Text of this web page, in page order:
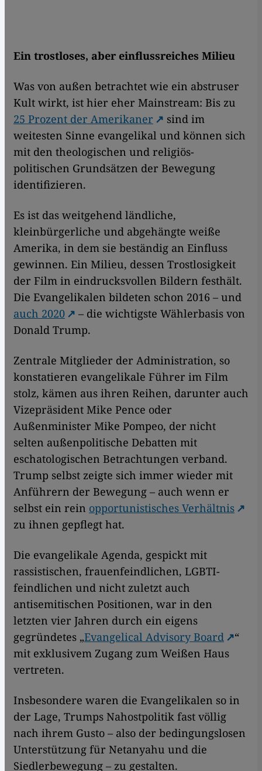
Ein trostloses, aber einflussreiches Milieu
Was von außen betrachtet wie ein abstruser
Kult wirkt, ist hier eher Mainstream: Bis zu
25 Prozent der Amerikaner
sind im
weitesten Sinne evangelikal und können sich
mit den theologischen und religiös-
politischen Grundsätzen der Bewegung
identifizieren.
Es ist das weitgehend ländliche,
kleinbürgerliche und abgehängte weiße
Amerika, in dem sie beständig an Einfluss
gewinnen. Ein Milieu, dessen Trostlosigkeit
der Film in eindrucksvollen Bildern festhält.
Die Evangelikalen bildeten schon 2016 – und
auch 2020
– die wichtigste Wählerbasis von
Donald Trump.
Zentrale Mitglieder der Administration, so
konstatieren evangelikale Führer im Film
stolz, kämen aus ihren Reihen, darunter auch
Vizepräsident Mike Pence oder
Außenminister Mike Pompeo, der nicht
selten außenpolitische Debatten mit
eschatologischen Betrachtungen verband.
Trump selbst zeigte sich immer wieder mit
Anführern der Bewegung – auch wenn er
selbst ein rein opportunistisches Verhältnis
zu ihnen gepflegt hat.
Die evangelikale Agenda, gespickt mit
rassistischen, frauenfeindlichen, LGBTI-
feindlichen und nicht zuletzt auch
antisemitischen Positionen, war in den
letzten vier Jahren durch ein eigens
gegründetes „Evangelical Advisory Board
“
mit exklusivem Zugang zum Weißen Haus
vertreten.
Insbesondere waren die Evangelikalen so in
der Lage, Trumps Nahostpolitik fast völlig
nach ihrem Gusto – also der bedingungslosen
Unterstützung für Netanyahu und die
Siedlerbewegung – zu gestalten.